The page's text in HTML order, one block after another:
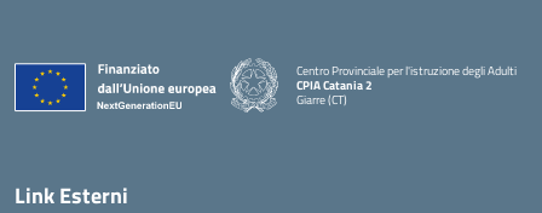
Centro Provinciale per l'istruzione degli Adulti
CPIA Catania 2
Giarre (CT)
Link Esterni